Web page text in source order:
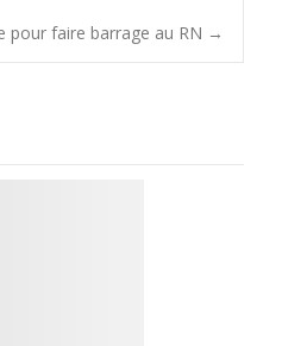
pour faire barrage au RN →